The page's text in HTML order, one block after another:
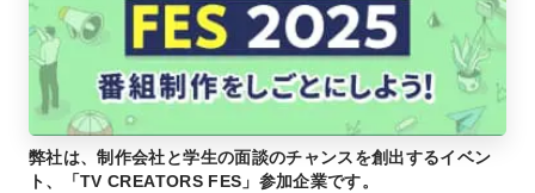
弊社は、制作会社と学生の面談のチャンスを創出するイベン
ト、「TV CREATORS FES」参加企業です。